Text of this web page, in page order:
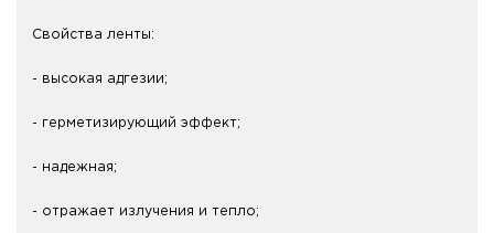
Свойства ленты:
- высокая адгезии;
- герметизирующий эффект;
- надежная;
- отражает излучения и тепло;